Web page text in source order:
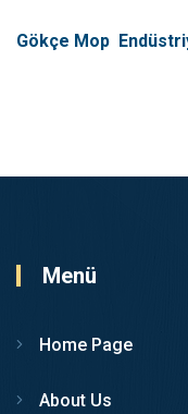
Gökçe Mop
Menü
Home Page
About Us